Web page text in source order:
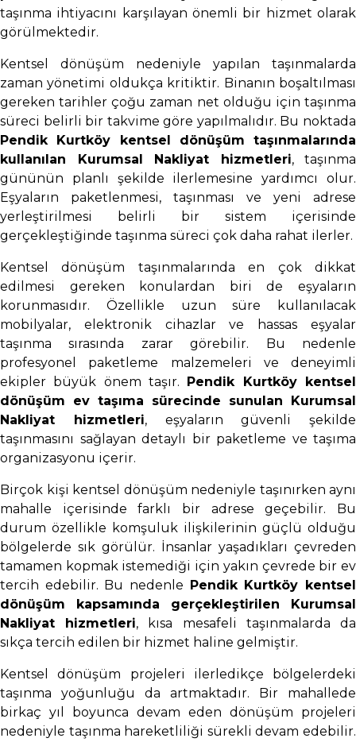
taşınma ihtiyacını karşılayan önemli bir hizmet olarak
görülmektedir.
Kentsel dönüşüm nedeniyle yapılan taşınmalarda
zaman yönetimi oldukça kritiktir. Binanın boşaltılması
gereken tarihler çoğu zaman net olduğu için taşınma
süreci belirli bir takvime göre yapılmalıdır. Bu noktada
Pendik Kurtköy kentsel dönüşüm taşınmalarında
kullanılan Kurumsal Nakliyat hizmetleri, taşınma
gününün planlı şekilde ilerlemesine yardımcı olur.
Eşyaların paketlenmesi, taşınması ve yeni adrese
yerleştirilmesi belirli bir sistem içerisinde
gerçekleştiğinde taşınma süreci çok daha rahat ilerler.
Kentsel dönüşüm taşınmalarında en çok dikkat
edilmesi gereken konulardan biri de eşyaların
korunmasıdır. Özellikle uzun süre kullanılacak
mobilyalar, elektronik cihazlar ve hassas eşyalar
taşınma sırasında zarar görebilir. Bu nedenle
profesyonel paketleme malzemeleri ve deneyimli
ekipler büyük önem taşır.
Pendik Kurtköy kentsel
dönüşüm ev taşıma sürecinde sunulan Kurumsal
Nakliyat hizmetleri, eşyaların güvenli şekilde
taşınmasını sağlayan detaylı bir paketleme ve taşıma
organizasyonu içerir.
Birçok kişi kentsel dönüşüm nedeniyle taşınırken aynı
mahalle içerisinde farklı bir adrese geçebilir. Bu
durum özellikle komşuluk ilişkilerinin güçlü olduğu
bölgelerde sık görülür. İnsanlar yaşadıkları çevreden
tamamen kopmak istemediği için yakın çevrede bir ev
tercih edebilir. Bu nedenle
Pendik Kurtköy kentsel
dönüşüm kapsamında gerçekleştirilen Kurumsal
Nakliyat hizmetleri, kısa mesafeli taşınmalarda da
sıkça tercih edilen bir hizmet haline gelmiştir.
Kentsel dönüşüm projeleri ilerledikçe bölgelerdeki
taşınma yoğunluğu da artmaktadır. Bir mahallede
birkaç yıl boyunca devam eden dönüşüm projeleri
nedeniyle taşınma hareketliliği sürekli devam edebilir.